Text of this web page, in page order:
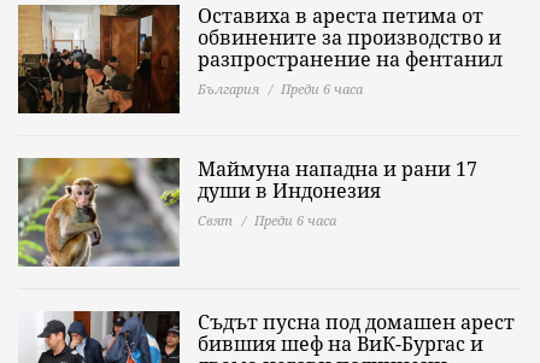
Оставиха в ареста петима от
обвинените за производство и
разпространение на фентанил
България Преди 6 часа
Маймуна нападна и рани 17
души в Индонезия
Свят Преди 6 часа
Съдът пусна под домашен арест
бившия шеф на ВиК-Бургас и